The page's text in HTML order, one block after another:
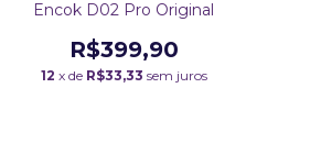
Encok D02 Pro Original
R$399,90
12 x de R$33,33 sem juros